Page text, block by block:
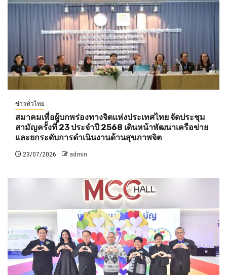
ข่าวทั่วไทย
สมาคมเพื่อผู้บกพร่องทางจิตแห่งประเทศไทย จัดประชุม
สามัญครั้งที่ 23 ประจำปี 2568 เดินหน้าพัฒนาเครือข่าย
และยกระดับการดำเนินงานด้านสุขภาพจิต
23/07/2026 admin